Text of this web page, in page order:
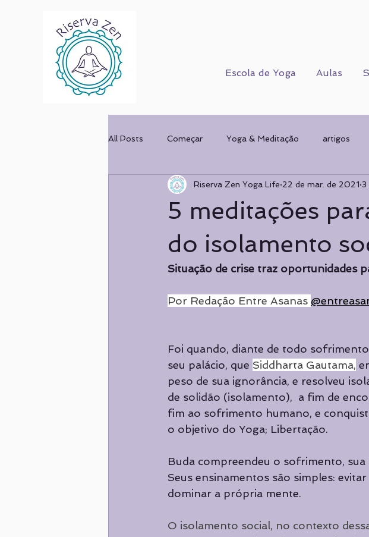
Escola de Yoga Aulas
All Posts Começar Yoga & Meditação artigos
Corpo Humano Cursos Corpo Humano
Mulher & Ofício COMPORTAMENTAL planos de
5 meditações
do isolamento
Riserva Zen Yoga Life 22 de mar. de 2021 3
Situação de crise traz oportunidades
Por Redação Entre Asanas
Foi quando, diante de todo
seu palácio, que Siddharta Gautama,
peso de sua ignorância, e resolveu
de solidão (isolamento),  a fim de
fim ao sofrimento humano, e
o objetivo do Yoga; Libertação.
Buda compreendeu o sofrimento,
Seus ensinamentos são simples:
dominar a própria mente.
O isolamento social, no contexto